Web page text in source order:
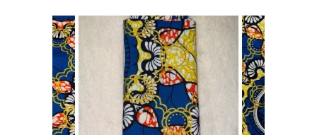
AJOUTER AU PANIER